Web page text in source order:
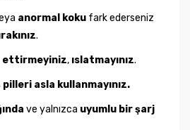
anormal koku fark ederseniz
.
ettirmeyiniz, ıslatmayınız.
asla kullanmayınız.
ve yalnızca uyumlu bir şarj